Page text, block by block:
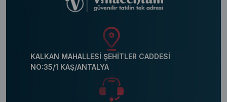
KALKAN MAHALLESİ ŞEHİTLER CADDESİ
NO:35/1 KAŞ/ANTALYA